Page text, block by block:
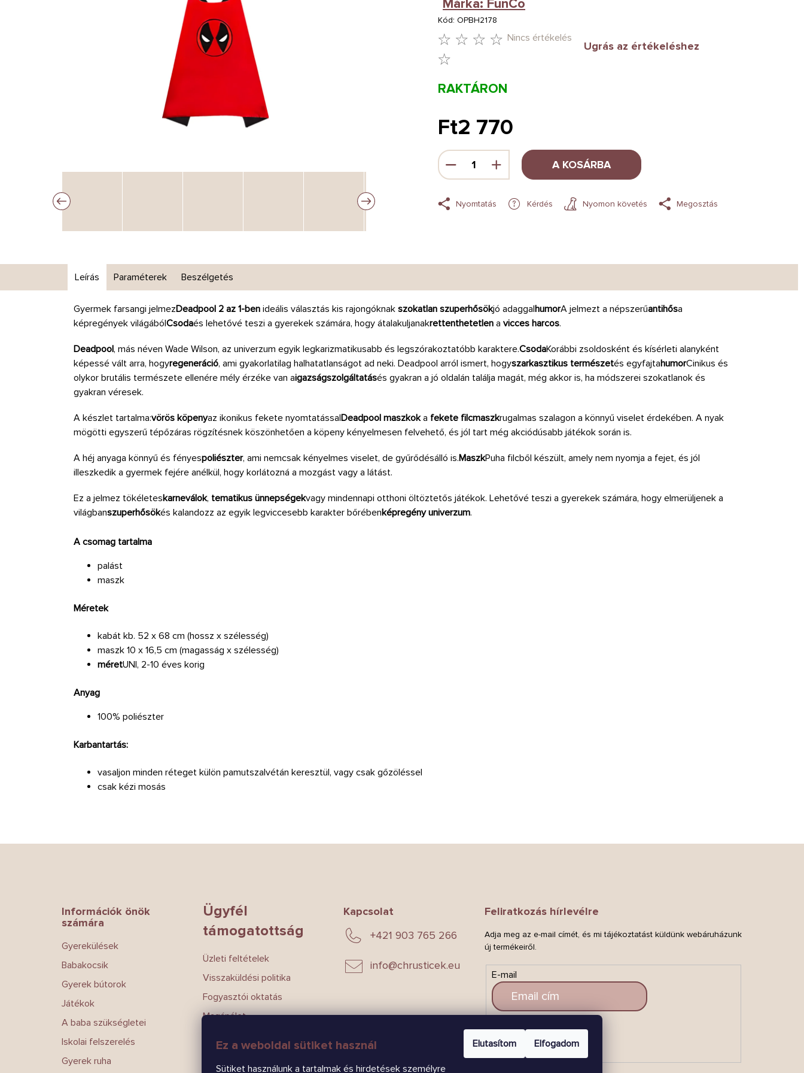
Ez a weboldal sütiket használ
Sütiket használunk a tartalmak és hirdetések személyre
Elutasítom Elfogadom
TERMÉK
ÉRTÉKELÉSE
5-
BŐL
0,0
CSILLAG.
Nincs értékelés
Ugrás az értékeléshez
Kód: OPBH2178
Márka: FunCo
RAKTÁRON
Ft2 770
Egységár:
A KOSÁRBA
Nyomtatás Kérdés Nyomon követés Megosztás
Leírás Paraméterek Beszélgetés
Gyermek farsangi jelmezDeadpool 2 az 1-ben ideális választás kis rajongóknak szokatlan szuperhősökjó adaggalhumorA jelmezt a népszerűantihősa
képregények világábólCsodaés lehetővé teszi a gyerekek számára, hogy átalakuljanakrettenthetetlen a vicces harcos.
Deadpool, más néven Wade Wilson, az univerzum egyik legkarizmatikusabb és legszórakoztatóbb karaktere.CsodaKorábbi zsoldosként és kísérleti alanyként
képessé vált arra, hogyregeneráció, ami gyakorlatilag halhatatlanságot ad neki. Deadpool arról ismert, hogyszarkasztikus természetés egyfajtahumorCinikus és
olykor brutális természete ellenére mély érzéke van aigazságszolgáltatásés gyakran a jó oldalán találja magát, még akkor is, ha módszerei szokatlanok és
gyakran véresek.
A készlet tartalma:vörös köpenyaz ikonikus fekete nyomtatássalDeadpool maszkoka fekete filcmaszkrugalmas szalagon a könnyű viselet érdekében. A nyak
mögötti egyszerű tépőzáras rögzítésnek köszönhetően a köpeny kényelmesen felvehető, és jól tart még akciódúsabb játékok során is.
A héj anyaga könnyű és fényespoliészter, ami nemcsak kényelmes viselet, de gyűrődésálló is.MaszkPuha filcből készült, amely nem nyomja a fejet, és jól
illeszkedik a gyermek fejére anélkül, hogy korlátozná a mozgást vagy a látást.
Ez a jelmez tökéleteskarneválok, tematikus ünnepségekvagy mindennapi otthoni öltöztetős játékok. Lehetővé teszi a gyerekek számára, hogy elmerüljenek a
világbanszuperhősökés kalandozz az egyik legviccesebb karakter bőrébenképregény univerzum.
A csomag tartalma
palást
maszk
Méretek
kabát kb. 52 x 68 cm (hossz x szélesség)
maszk 10 x 16,5 cm (magasság x szélesség)
méretUNI, 2-10 éves korig
Anyag
100% poliészter
Karbantartás:
vasaljon minden réteget külön pamutszalvétán keresztül, vagy csak gőzöléssel
csak kézi mosás
Információk önök
számára
Gyerekülések
Babakocsik
Gyerek bútorok
Játékok
A baba szükségletei
Iskolai felszerelés
Gyerek ruha
Ügyfél
támogatottság
Üzleti feltételek
Visszaküldési politika
Fogyasztói oktatás
Magánélet
Kapcsolat
info@chrusticek.eu
+421 903 765 266
Feliratkozás hírlevélre
Adja meg az e-mail címét, és mi tájékoztatást küldünk webáruházunk
új termékeiről.
E-mail
CSATLAKOZZ
BE!